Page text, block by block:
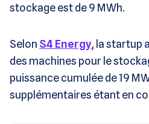
stockage est de 9 MWh.
Selon S4 Energy, la startup
des machines pour le
puissance cumulée de 19
supplémentaires étant en